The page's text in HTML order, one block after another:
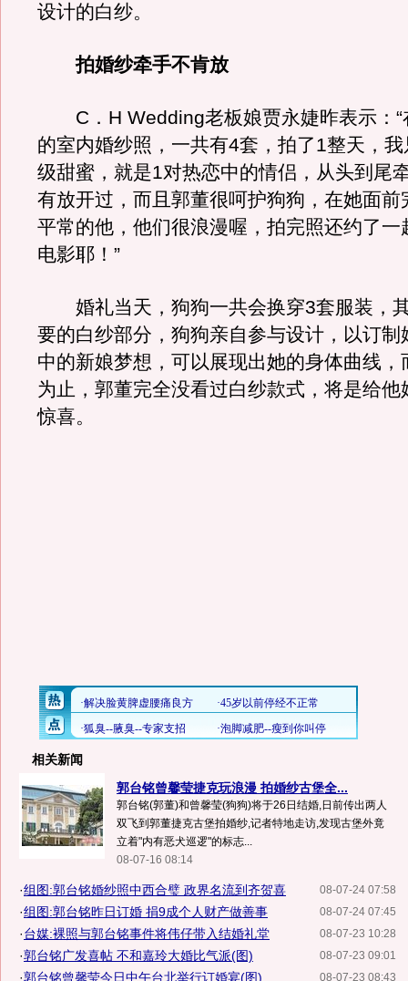
设计的白纱。
拍婚纱牵手不肯放
C．H Wedding老板娘贾永婕昨表示：“
的室内婚纱照，一共有4套，拍了1整天，
级甜蜜，就是1对热恋中的情侣，从头到尾
有放开过，而且郭董很呵护狗狗，在她面前
平常的他，他们很浪漫喔，拍完照还约了一
电影耶！”
婚礼当天，狗狗一共会换穿3套服装，
要的白纱部分，狗狗亲自参与设计，以订制
中的新娘梦想，可以展现出她的身体曲线，
为止，郭董完全没看过白纱款式，将是给他
惊喜。
相关新闻
郭台铭曾馨莹捷克玩浪漫 拍婚纱古堡全...
郭台铭(郭董)和曾馨莹(狗狗)将于26日结婚,日前传出两人
双飞到郭董捷克古堡拍婚纱,记者特地走访,发现古堡外竟
立着"内有恶犬巡逻"的标志...
08-07-16 08:14
08-07-24 07:58
·组图:郭台铭婚纱照中西合璧 政界名流到齐贺喜
08-07-24 07:45
·组图:郭台铭昨日订婚 捐9成个人财产做善事
08-07-23 10:28
·台媒:裸照与郭台铭事件将伟仔带入结婚礼堂
08-07-23 09:01
·郭台铭广发喜帖 不和嘉玲大婚比气派(图)
08-07-23 08:43
·郭台铭曾馨莹今日中午台北举行订婚宴(图)